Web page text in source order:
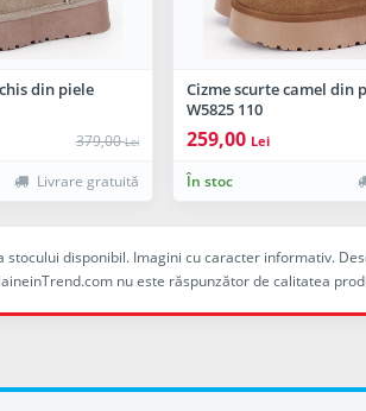
din piele
379,00Lei
Livrare gratuită
Cizme scurte camel din
W5825 110
259,00 Lei
În stoc
stocului disponibil. Imagini cu caracter informativ.
nu este răspunzător de calitatea